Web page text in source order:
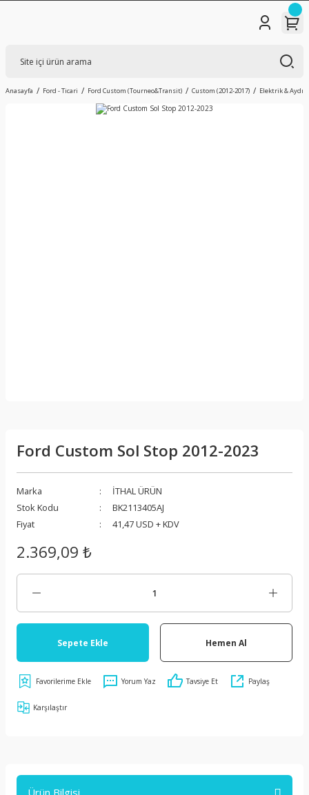
Anasayfa Ford - Ticari Ford Custom (Tourneo&Transit) Custom (2012-2017) Elektrik &
Ford Custom Sol Stop 2012-2023
Marka
İTHAL ÜRÜN
Stok Kodu
BK2113405AJ
Fiyat
41,47 USD + KDV
2.369,09 ₺
Sepete Ekle Hemen Al
Yorum Yaz Tavsiye Et Paylaş
Karşılaştır
Ürün Bilgisi